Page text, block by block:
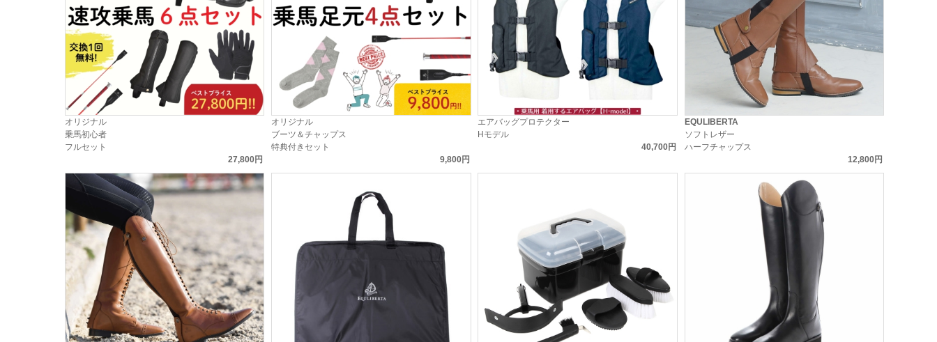
オリジナル
乗馬初心者
フルセット
27,800円
オリジナル
ブーツ＆チャップス
特典付きセット
9,800円
エアバッグプロテクター
Hモデル
40,700円
EQULIBERTA
ソフトレザー
ハーフチャップス
12,800円